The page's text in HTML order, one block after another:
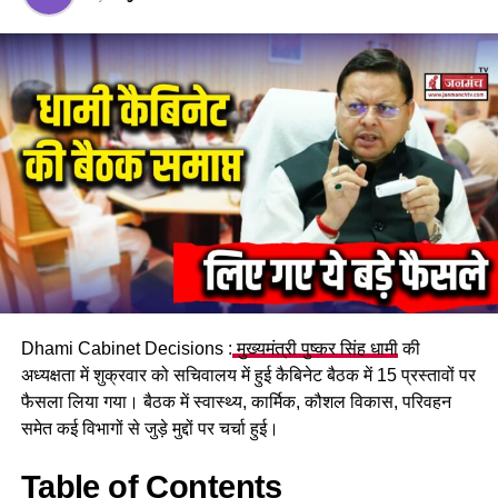
नगर पालिका अधिनियम 1916 में संशोधन को विधानसभा
के पटल पर रखने को मंजूरी।
नगर पालिका परिषद नगला की सीमा से गोविंद वल्लभ पंत
यूनिवर्सिटी को बाहर किया जाएगा।
खेल विश्विद्यालय की सघण्या के लिए उत्तराखंड खेल विवि
विधेयक, 2024 को विधानसभा के पटल पर रखने की
मंजूरी।
उत्तराखंड होम गार्ड कल्याण कोष संशोधन, नियमावली
2024 को प्रख्यापित करने को मंजूरी।
2024 को विधेयक के लिए विधानसभा के पटल पर रखा
जाएगा।
पंचकेदार-पंचबद्री को उत्तराखंड पर्यटन युनेस्को विश्व
धरोहर स्थल में शामिल किए जाने के लिए संस्थान के
Dhami Cabinet Decisions : मुख्यमंत्री पुष्कर सिंह धामीकी
अध्यक्षता में शुक्रवार को सचिवालय में हुई कैबिनेट बैठक में 15 प्रस्तावों पर
फैसला लिया गया। बैठक में स्वास्थ्य, कार्मिक, कौशल विकास, परिवहन
समेत कई विभागों से जुड़े मुद्दों पर चर्चा हुई।
Table of Contents